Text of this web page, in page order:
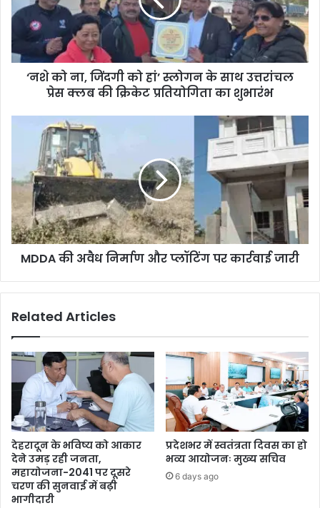
‘नशे को ना, जिंदगी को हां’ स्लोगन के साथ उत्तरांचल
प्रेस क्लब की क्रिकेट प्रतियोगिता का शुभारंभ
MDDA की अवैध निर्माण और प्लॉटिंग पर कार्रवाई जारी
Related Articles
देहरादून के भविष्य को आकार
देने उमड़ रही जनता,
महायोजना-2041 पर दूसरे
चरण की सुनवाई में बढ़ी
भागीदारी
प्रदेशभर में स्वतंत्रता दिवस का हो
भव्य आयोजनः मुख्य सचिव
6 days ago